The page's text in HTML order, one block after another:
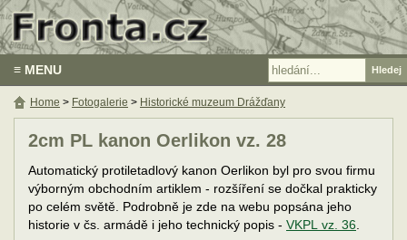
≡ MENU
2cm PL kanon Oerlikon vz. 28
Automatický protiletadlový kanon Oerlikon byl pro svou firmu
výborným obchodním artiklem - rozšíření se dočkal prakticky
po celém světě. Podrobně je zde na webu popsána jeho
historie v čs. armádě i jeho technický popis - VKPL vz. 36.
Home > Fotogalerie > Historické muzeum Drážďany